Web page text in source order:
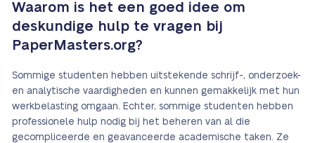
Waarom is het een goed idee om
deskundige hulp te vragen bij
PaperMasters.org?
Sommige studenten hebben uitstekende schrijf-, onderzoek-
en analytische vaardigheden en kunnen gemakkelijk met hun
werkbelasting omgaan. Echter, sommige studenten hebben
professionele hulp nodig bij het beheren van al die
gecompliceerde en geavanceerde academische taken. Ze